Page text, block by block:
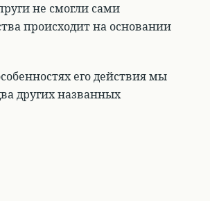
не смогли сами
происходит на основании
его действия мы
других названных